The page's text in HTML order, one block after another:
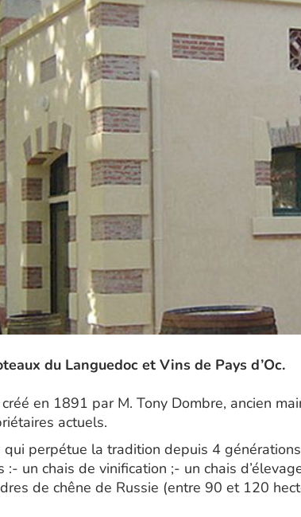
du Languedoc et Vins de Pays d’Oc.
en 1891 par M. Tony Dombre, ancien
actuels.
perpétue la tradition depuis 4
un chais de vinification ;- un chais
de chêne de Russie (entre 90 et 120